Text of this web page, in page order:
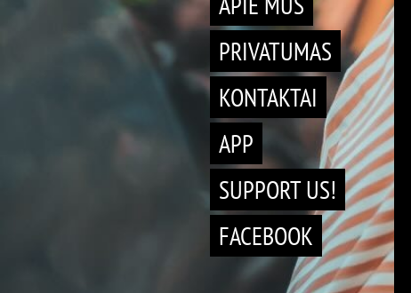
PRIVATUMAS
KONTAKTAI
APP
SUPPORT US!
FACEBOOK